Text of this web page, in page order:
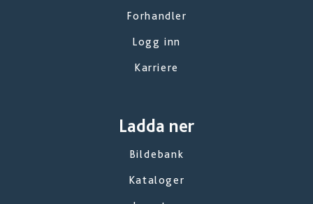
Forhandler
Logg inn
Karriere
Ladda ner
Bildebank
Kataloger